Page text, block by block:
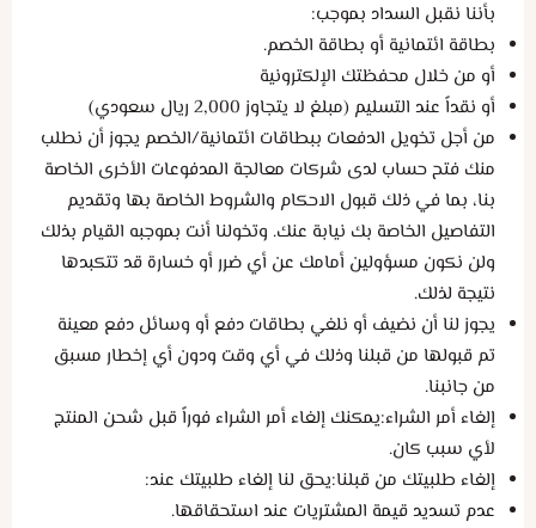
بأننا نقبل السداد بموجب:
بطاقة ائتمانية أو بطاقة الخصم.
أو من خلال محفظتك الإلكترونية
أو نقداً عند التسليم (مبلغ لا يتجاوز 2,000 ريال سعودي)
من أجل تخويل الدفعات ببطاقات ائتمانية/الخصم يجوز أن نطلب
منك فتح حساب لدى شركات معالجة المدفوعات الأخرى الخاصة
بنا، بما في ذلك قبول الاحكام والشروط الخاصة بها وتقديم
التفاصيل الخاصة بك نيابة عنك. وتخولنا أنت بموجبه القيام بذلك
ولن نكون مسؤولين أمامك عن أي ضرر أو خسارة قد تتكبدها
نتيجة لذلك.
يجوز لنا أن نضيف أو نلغي بطاقات دفع أو وسائل دفع معينة
تم قبولها من قبلنا وذلك في أي وقت ودون أي إخطار مسبق
من جانبنا.
إلغاء أمر الشراء:يمكنك إلغاء أمر الشراء فوراً قبل شحن المنتج
لأي سبب كان.
إلغاء طلبيتك من قبلنا:يحق لنا إلغاء طلبيتك عند:
عدم تسديد قيمة المشتريات عند استحقاقها.